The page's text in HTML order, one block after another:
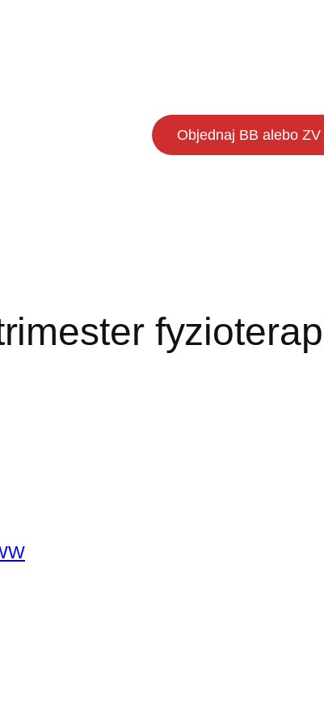
Objednaj BB alebo ZV